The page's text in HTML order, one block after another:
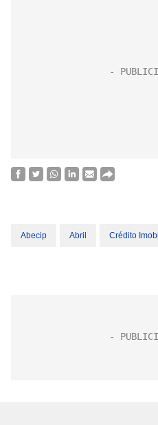
Abecip Abril Crédito